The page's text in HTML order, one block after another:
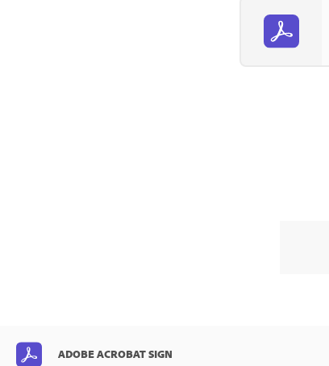
ADOBE ACROBAT SIGN